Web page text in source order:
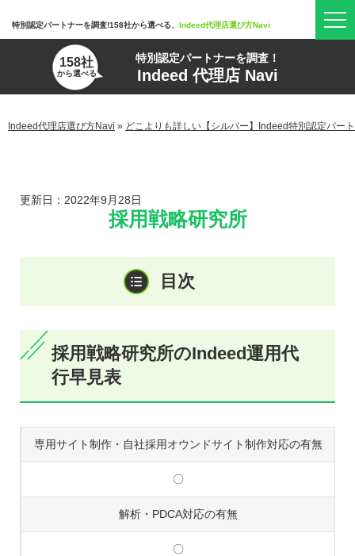
特別認定パートナーを調査!158社から選べる、 Indeed代理店選び方Navi
158社
から選べる
特別認定パートナーを調査！
Indeed 代理店 Navi
Indeed代理店選び方Navi » どこよりも詳しい【シルバー】Indeed特別認定パー
更新日：2022年9月28日
採用戦略研究所
採用戦略研究所のIndeed運用代
行早見表
専用サイト制作・自社採用オウンドサイト制作対応の有無
〇
解析・PDCA対応の有無
〇